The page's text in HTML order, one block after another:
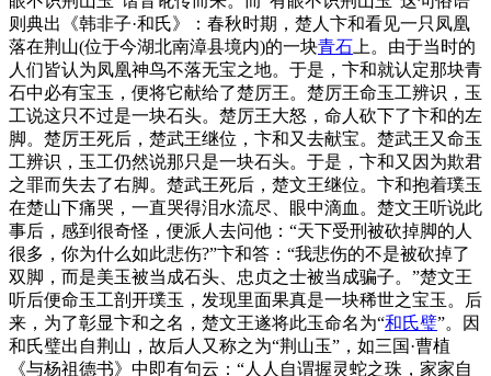
则典出《韩非子·和氏》：春秋时期，楚人卞和看见一只凤凰
落在荆山(位于今湖北南漳县境内)的一块青石 上。由于当时的
人们皆认为凤凰神鸟不落无宝之地。于是，卞和就认定那块青
石中必有宝玉，便将它献给了楚厉王。楚厉王命玉工辨识，玉
工说这只不过是一块石头。楚厉王大怒，命人砍下了卞和的左
脚。楚厉王死后，楚武王继位，卞和又去献宝。楚武王又命玉
工辨识，玉工仍然说那只是一块石头。于是，卞和又因为欺君
之罪而失去了右脚。楚武王死后，楚文王继位。卞和抱着璞玉
在楚山下痛哭，一直哭得泪水流尽、眼中滴血。楚文王听说此
事后，感到很奇怪，便派人去问他：“天下受刑被砍掉脚的人
很多，你为什么如此悲伤?”卞和答：“我悲伤的不是被砍掉了
双脚，而是美玉被当成石头、忠贞之士被当成骗子。”楚文王
听后便命玉工剖开璞玉，发现里面果真是一块稀世之宝玉。后
来，为了彰显卞和之名，楚文王遂将此玉命名为“和氏璧”。因
和氏璧出自荆山，故后人又称之为“荆山玉”，如三国·曹植
《与杨祖德书》中即有句云：“人人自谓握灵蛇之珠，家家自